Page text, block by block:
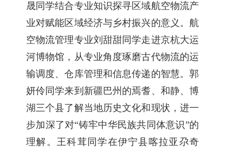
晟同学结合专业知识探寻区域航空物流产
业对赋能区域经济与乡村振兴的意义 。航
空物流管理专业刘甜甜同学走进京杭大运
河博物馆，从专业角度琢磨古代物流的运
输调度、仓库管理和信息传递的智慧。郭
妍伶同学来到新疆巴州的焉耆、和静、博
湖三个县了解当地历史文化和现状， 进一
步加深了对“铸牢中华民族共同体意识”的
理解。王科茸同学在伊宁县喀拉亚尕奇